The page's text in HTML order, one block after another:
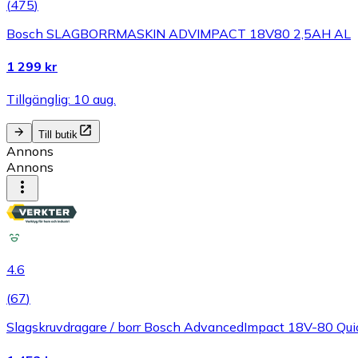
(475)
Bosch SLAGBORRMASKIN ADVIMPACT 18V80 2,5AH AL
1 299 kr
Tillgänglig: 10 aug.
Till butik
Annons
Annons
4.6
(67)
Slagskruvdragare / borr Bosch AdvancedImpact 18V-80